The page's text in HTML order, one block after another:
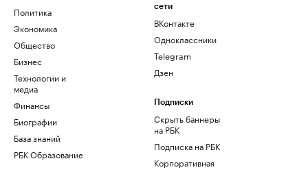
Политика
Экономика
Общество
Бизнес
Технологии и
медиа
Финансы
Биографии
База знаний
РБК Образование
сети
ВКонтакте
Одноклассники
Telegram
Дзен
Подписки
Скрыть баннеры
на РБК
Подписка на РБК
Корпоративная